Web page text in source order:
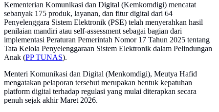
Kementerian Komunikasi dan Digital (Kemkomdigi) mencatat
sebanyak 175 produk, layanan, dan fitur digital dari 64
Penyelenggara Sistem Elektronik (PSE) telah menyerahkan hasil
penilaian mandiri atau self-assessment sebagai bagian dari
implementasi Peraturan Pemerintah Nomor 17 Tahun 2025 tentang
Tata Kelola Penyelenggaraan Sistem Elektronik dalam Pelindungan
Anak (PP TUNAS).
Menteri Komunikasi dan Digital (Menkomdigi), Meutya Hafid
mengatakan pelaporan tersebut merupakan bentuk kepatuhan
platform digital terhadap regulasi yang mulai diterapkan secara
penuh sejak akhir Maret 2026.